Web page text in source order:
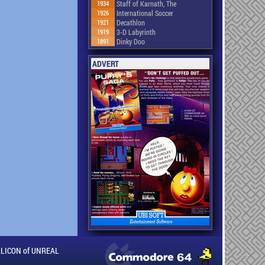
1934 Staff of Karnath, The
1926 International Soccer
1921 Decathlon
1919 3-D Labyrinth
1891 Dinky Doo
ADVERT
of UNREAL